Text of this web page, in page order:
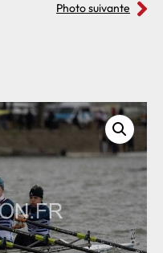
Photo suivante